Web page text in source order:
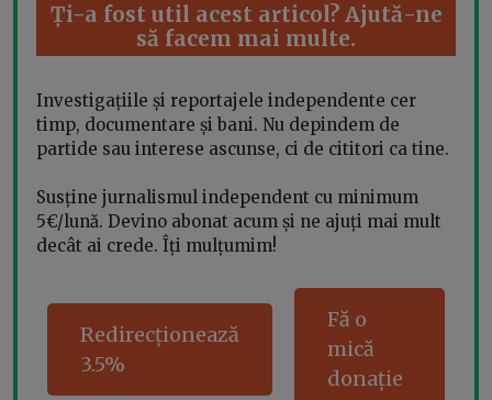
Ți-a fost util acest articol? Ajută-ne
să facem mai multe.
Investigațiile și reportajele independente cer
timp, documentare și bani. Nu depindem de
partide sau interese ascunse, ci de cititori ca tine.
Susține jurnalismul independent cu minimum
5€/lună. Devino abonat acum și ne ajuți mai mult
decât ai crede. Îți mulțumim!
Redirecționează
3.5%
Fă o
mică
donație